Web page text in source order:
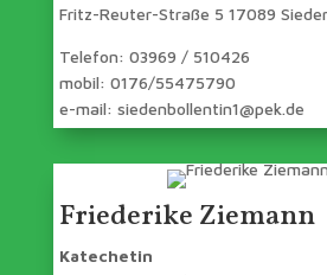
Fritz-Reuter-Straße 5 17089
Telefon: 03969 / 510426
mobil: 0176/55475790
e-mail: siedenbollentin1@pek.de
Friederike Ziemann
Katechetin